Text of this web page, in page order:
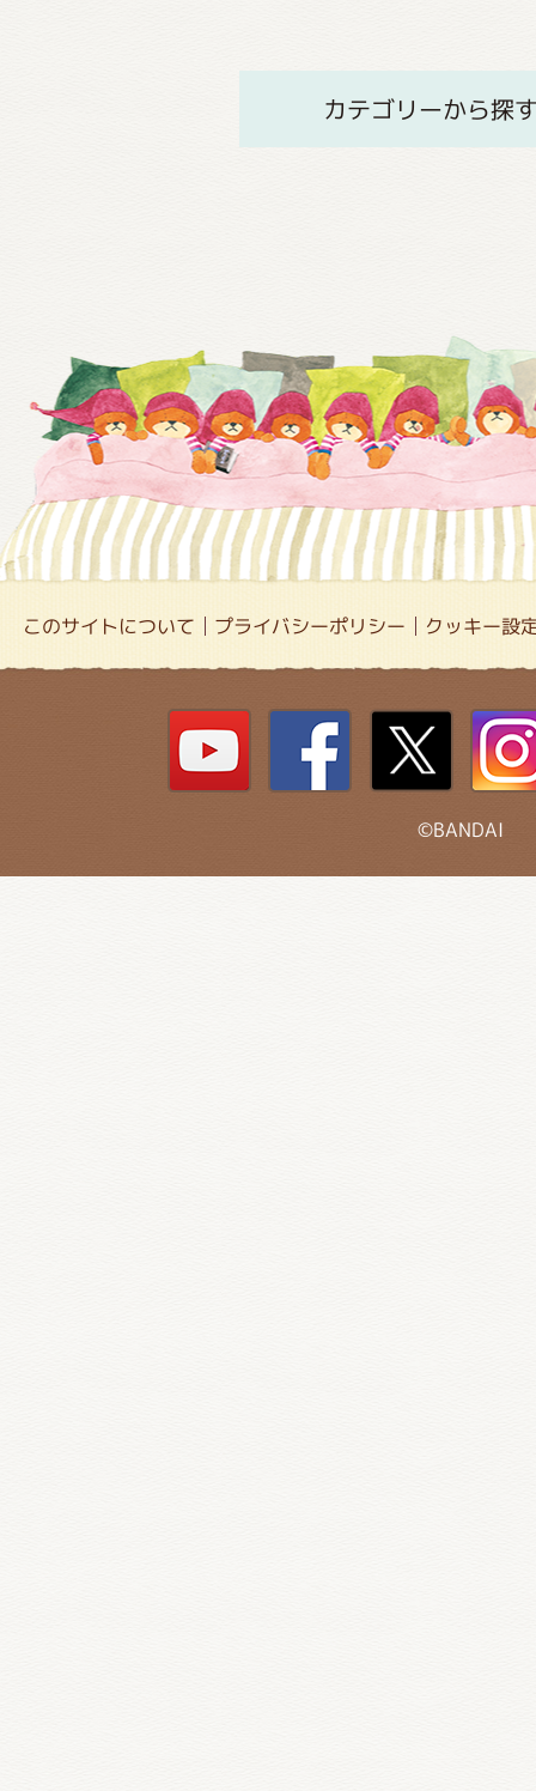
カテゴリーから探
このサイトについて プライバシーポリシー クッキー設
©BANDAI